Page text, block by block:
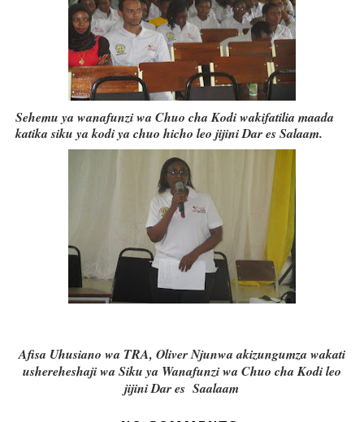
Sehemu ya wanafunzi wa Chuo cha Kodi wakifatilia maada
katika siku ya kodi ya chuo hicho leo jijini Dar es Salaam.
Afisa Uhusiano wa TRA, Oliver Njunwa akizungumza wakati
ushereheshaji wa Siku ya Wanafunzi wa Chuo cha Kodi leo
jijini Dar es Saalaam